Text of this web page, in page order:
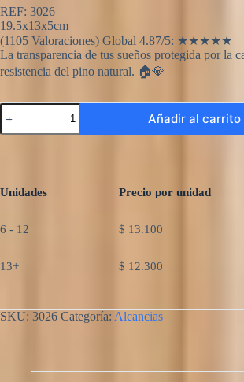
REF: 3026
19.5x13x5cm
(1105 Valoraciones) Global 4.87/5: ★★★★★
La transparencia de tus sueños protegida por la
resistencia del pino natural. 🏠💎
Alcancia
Casa
Cristal
Añadir al carrito
Unidades Precio por unidad
6 - 12 $ 13.100
13+ $ 12.300
SKU: 3026 Categoría: Alcancias